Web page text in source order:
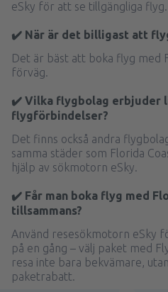
eSky för att se tillgängliga flyg.
✔️ När är det billigast att
Det är bäst att boka flyg med
förväg.
✔️ Vilka flygbolag erbjuder
flygförbindelser?
Det finns också andra
samma städer som Florida
hjälp av sökmotorn eSky.
✔️ Får man boka flyg med
tillsammans?
Använd resesökmotorn eSky
på en gång – välj paket med
resa inte bara bekvämare,
paketrabatt.